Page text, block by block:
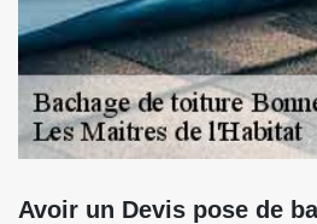
Avoir un Devis pose de